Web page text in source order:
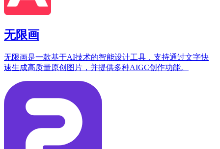
无限画
无限画是一款基于AI技术的智能设计工具，支持通过文字快
速生成高质量原创图片，并提供多种AIGC创作功能。